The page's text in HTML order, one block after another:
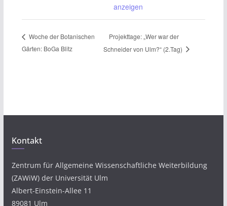
anzeigen
Woche der Botanischen
Gärten: BoGa Blitz
Projekttage: „Wer war der
Schneider von Ulm?“ (2.Tag)
Kontakt
Zentrum für Allgemeine Wissenschaftliche Weiterbildung
(ZAWiW) der Universität Ulm
Albert-Einstein-Allee 11
89081 Ulm